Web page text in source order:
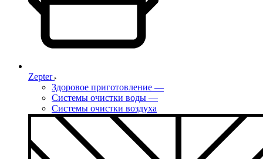
Zepter
Здоровое приготовление —
Системы очистки воды —
Системы очистки воздуха